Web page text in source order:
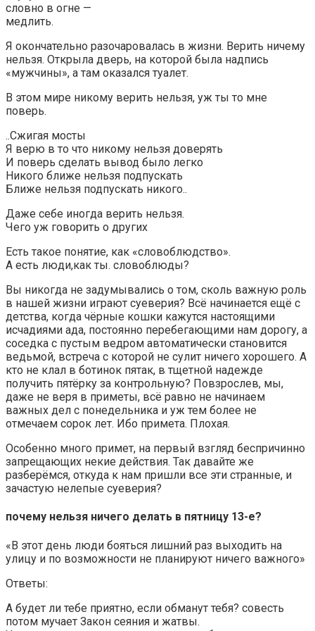
словно в огне —
медлить.
Я окончательно разочаровалась в жизни. Верить ничему
нельзя. Открыла дверь, на которой была надпись
«мужчины», а там оказался туалет.
В этом мире никому верить нельзя, уж ты то мне
поверь.
..Сжигая мосты
Я верю в то что никому нельзя доверять
И поверь сделать вывод было легко
Никого ближе нельзя подпускать
Ближе нельзя подпускать никого..
Даже себе иногда верить нельзя.
Чего уж говорить о других
Есть такое понятие, как «словоблюдство».
А есть люди,как ты. словоблюды?
Вы никогда не задумывались о том, сколь важную роль
в нашей жизни играют суеверия? Всё начинается ещё с
детства, когда чёрные кошки кажутся настоящими
исчадиями ада, постоянно перебегающими нам дорогу, а
соседка с пустым ведром автоматически становится
ведьмой, встреча с которой не сулит ничего хорошего. А
кто не клал в ботинок пятак, в тщетной надежде
получить пятёрку за контрольную? Повзрослев, мы,
даже не веря в приметы, всё равно не начинаем
важных дел с понедельника и уж тем более не
отмечаем сорок лет. Ибо примета. Плохая.
Особенно много примет, на первый взгляд беспричинно
запрещающих некие действия. Так давайте же
разберёмся, откуда к нам пришли все эти странные, и
зачастую нелепые суеверия?
почему нельзя ничего делать в пятницу 13-е?
«В этот день люди бояться лишний раз выходить на
улицу и по возможности не планируют ничего важного»
Ответы:
А будет ли тебе приятно, если обманут тебя? совесть
потом мучает Закон сеяния и жатвы.